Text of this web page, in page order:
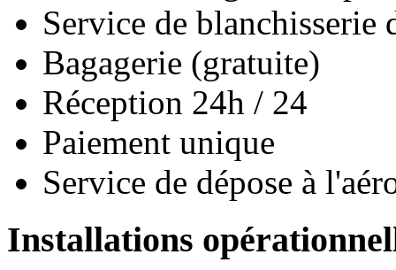
Service de blanchisserie
Bagagerie (gratuite)
Réception 24h / 24
Paiement unique
Service de dépose à
Installations